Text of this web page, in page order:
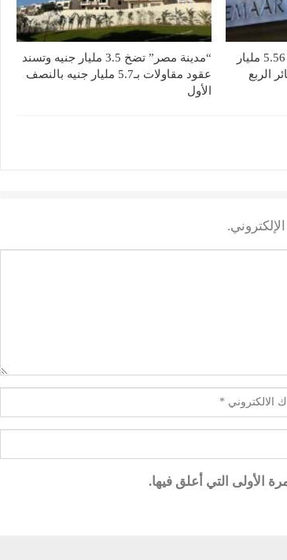
ارتفاع أرباح إعمار مصر إلى 5.56 مليار
الربع
“مدينة مصر” تضخ 3.5 مليار جنيه وتسند
عقود مقاولات بـ5.7 مليار جنيه بالنصف
الأول
الأولى التي أعلق فيها.